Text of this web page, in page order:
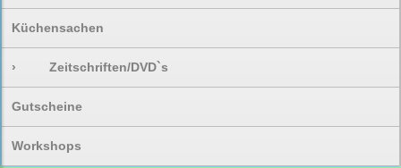
Küchensachen
› Zeitschriften/DVD`s
Gutscheine
Workshops